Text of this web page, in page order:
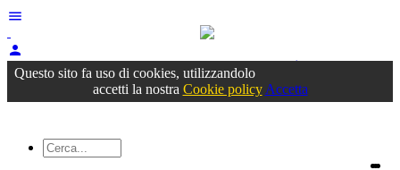
menu
person
Accedioppure registrati
Questo sito fa uso di cookies, utilizzandolo
accetti la nostra Cookie policy Accetta